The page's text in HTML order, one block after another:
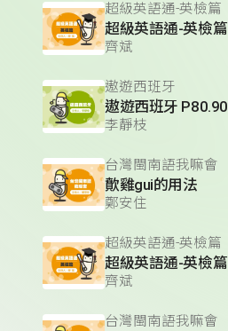
超級英語通-英檢篇
齊斌
遨遊西班牙
遨遊西班牙 P80.90
李靜枝
台灣閩南語我嘛會
歕雞gui的用法
鄭安住
超級英語通-英檢篇
齊斌
台灣閩南語我嘛會